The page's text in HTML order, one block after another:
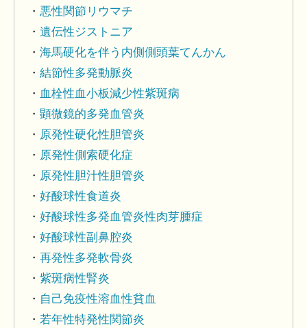
悪性関節リウマチ
遺伝性ジストニア
海馬硬化を伴う内側側頭葉てんかん
結節性多発動脈炎
血栓性血小板減少性紫斑病
顕微鏡的多発血管炎
原発性硬化性胆管炎
原発性側索硬化症
原発性胆汁性胆管炎
好酸球性食道炎
好酸球性多発血管炎性肉芽腫症
好酸球性副鼻腔炎
再発性多発軟骨炎
紫斑病性腎炎
自己免疫性溶血性貧血
若年性特発性関節炎